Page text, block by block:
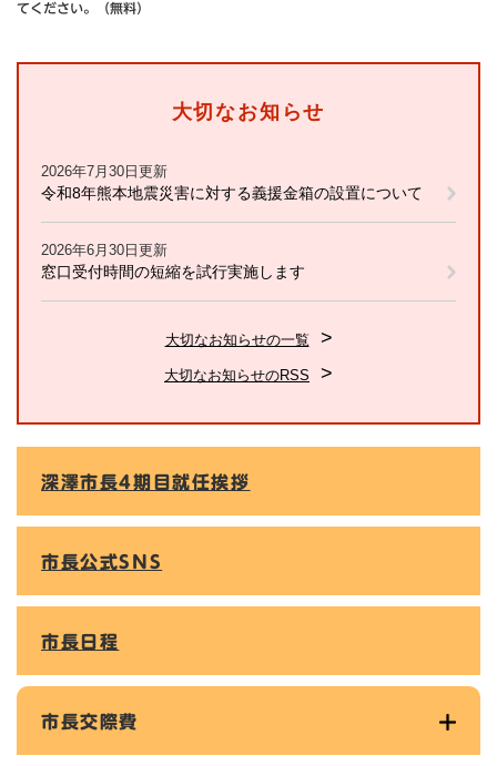
てください。（無料）
大切なお知らせ
2026年7月30日更新
令和8年熊本地震災害に対する義援金箱の設置について
2026年6月30日更新
窓口受付時間の短縮を試行実施します
大切なお知らせの一覧
大切なお知らせのRSS
深澤市長4期目就任挨拶
市長公式SNS
市長日程
市長交際費